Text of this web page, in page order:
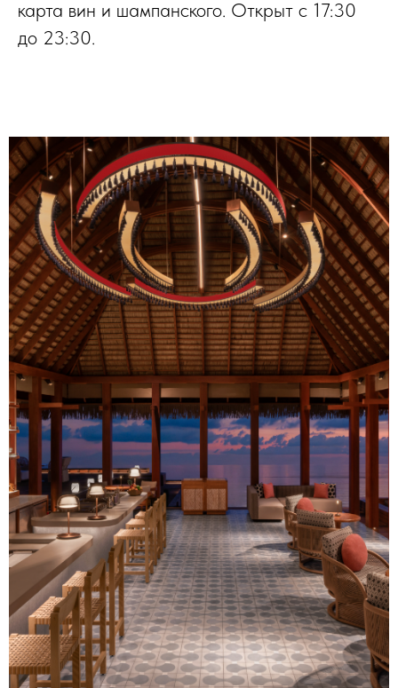
карта вин и шампанского. Открыт с 17:30
до 23:30.